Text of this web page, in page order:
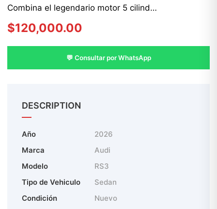
Combina el legendario motor 5 cilind…
$120,000.00
💬 Consultar por WhatsApp
DESCRIPTION
Año
2026
Marca
Audi
Modelo
RS3
Tipo de Vehiculo
Sedan
Condición
Nuevo